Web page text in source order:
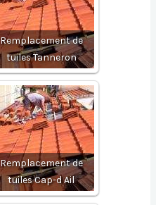
Remplacement de
tuiles Tanneron
Remplacement de
tuiles Cap-d Ail